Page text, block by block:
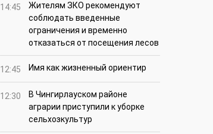
14:45
Жителям ЗКО рекомендуют
соблюдать введенные
ограничения и временно
отказаться от посещения лесов
12:45 Имя как жизненный ориентир
12:30
В Чингирлауском районе
аграрии приступили к уборке
сельхозкультур